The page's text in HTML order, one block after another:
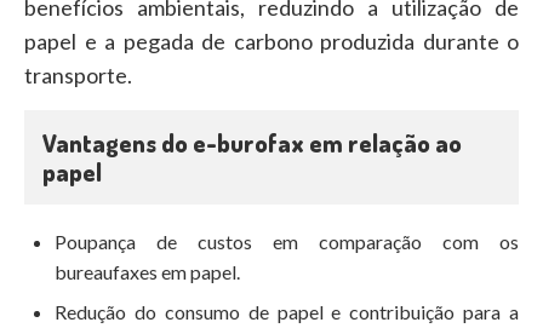
benefícios ambientais, reduzindo a utilização de
papel e a pegada de carbono produzida durante o
transporte.
Vantagens do e-burofax em relação ao
papel
Poupança de custos em comparação com os
bureaufaxes em papel.
Redução do consumo de papel e contribuição para a